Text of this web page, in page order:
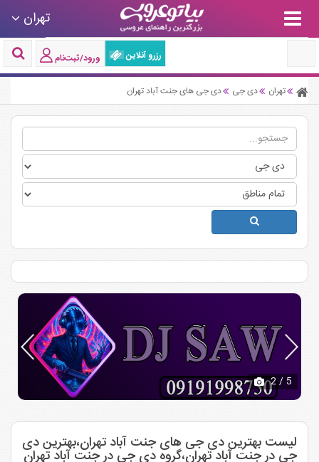
تهران
رزرو آنلاین ورود/ثبت‌نام
تهران دی جی دی جی های جنت آباد تهران
2/ 5
لیست بهترین دی جی های جنت آباد تهران،بهترین دی
جی در جنت آباد تهران،گروه دی جی در جنت آباد تهران